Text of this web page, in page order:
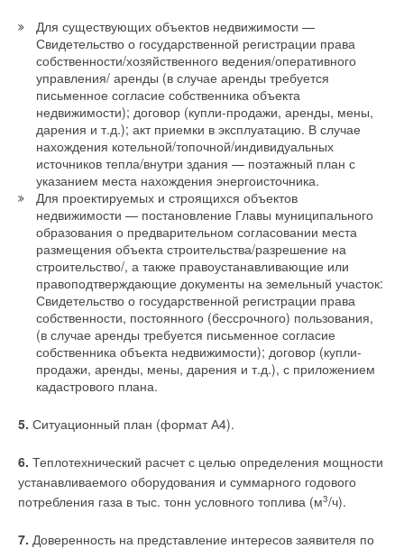
Для существующих объектов недвижимости —
Свидетельство о государственной регистрации права
собственности/хозяйственного ведения/оперативного
управления/ аренды (в случае аренды требуется
письменное согласие собственника объекта
недвижимости); договор (купли-продажи, аренды, мены,
дарения и т.д.); акт приемки в эксплуатацию. В случае
нахождения котельной/топочной/индивидуальных
источников тепла/внутри здания — поэтажный план с
указанием места нахождения энергоисточника.
Для проектируемых и строящихся объектов
недвижимости — постановление Главы муниципального
образования о предварительном согласовании места
размещения объекта строительства/разрешение на
строительство/, а также правоустанавливающие или
правоподтверждающие документы на земельный участок:
Свидетельство о государственной регистрации права
собственности, постоянного (бессрочного) пользования,
(в случае аренды требуется письменное согласие
собственника объекта недвижимости); договор (купли-
продажи, аренды, мены, дарения и т.д.), с приложением
кадастрового плана.
5. Ситуационный план (формат А4).
6. Теплотехнический расчет с целью определения мощности
устанавливаемого оборудования и суммарного годового
потребления газа в тыс. тонн условного топлива (м3/ч).
7. Доверенность на представление интересов заявителя по